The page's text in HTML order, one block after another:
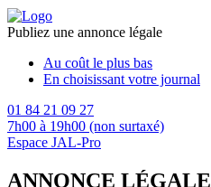
Publiez une annonce légale
Au coût le plus bas
En choisissant votre journal
01 84 21 09 27
7h00 à 19h00 (non surtaxé)
Espace JAL-Pro
ANNONCE LÉGALE